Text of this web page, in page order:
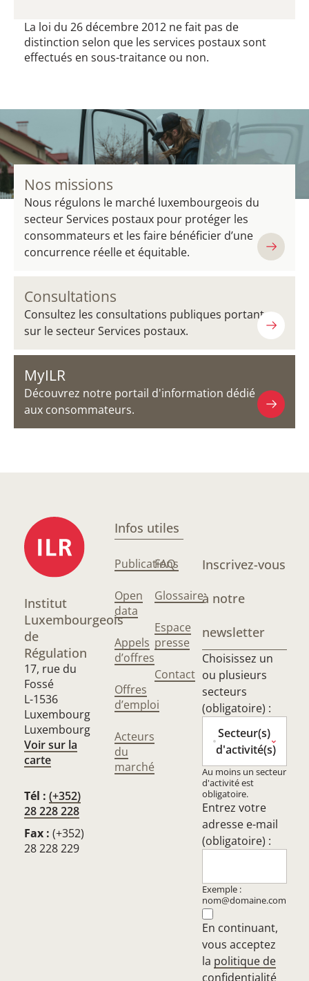
La loi du 26 décembre 2012 ne fait pas de
distinction selon que les services postaux sont
effectués en sous-traitance ou non.
Nos missions
Nous régulons le marché luxembourgeois du
secteur Services postaux pour protéger les
consommateurs et les faire bénéficier d’une
concurrence réelle et équitable.
Consultations
Consultez les consultations publiques portant
sur le secteur Services postaux.
MyILR
Découvrez notre portail d'information dédié
aux consommateurs.
Institut
Luxembourgeois
de
Régulation
17, rue du
Fossé
L-1536
Luxembourg
Luxembourg
Voir sur la
carte
Tél : (+352)
28 228 228
Fax : (+352)
28 228 229
Infos utiles
Publications
Open
data
Appels
d’offres
Offres
d’emploi
Acteurs
du
marché
FAQ
Glossaire
Espace
presse
Contact
Inscrivez-vous
à notre
newsletter
Choisissez un
ou plusieurs
secteurs
(obligatoire) :
Secteur(s)
d'activité(s)
Au moins un secteur
d'activité est
obligatoire.
Entrez votre
adresse e-mail
(obligatoire) :
Exemple :
nom@domaine.com
En continuant,
vous acceptez
la politique de
confidentialité